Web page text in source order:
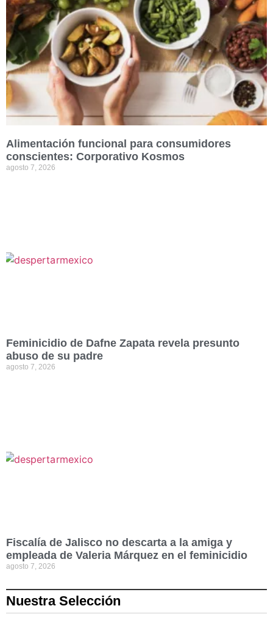
Alimentación funcional para consumidores
conscientes: Corporativo Kosmos
agosto 7, 2026
Feminicidio de Dafne Zapata revela presunto
abuso de su padre
agosto 7, 2026
Fiscalía de Jalisco no descarta a la amiga y
empleada de Valeria Márquez en el feminicidio
agosto 7, 2026
Nuestra Selección